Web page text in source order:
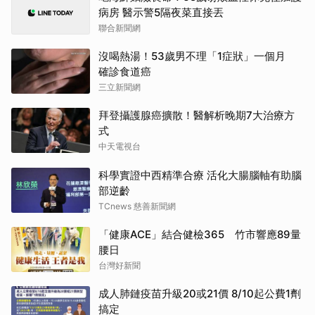
病房 醫示警5隔夜菜直接丟
聯合新聞網
沒喝熱湯！53歲男不理「1症狀」一個月
確診食道癌
三立新聞網
拜登攝護腺癌擴散！醫解析晚期7大治療方
式
中天電視台
科學實證中西精準合療 活化大腸腦軸有助腦
部逆齡
TCnews 慈善新聞網
「健康ACE」結合健檢365 竹市響應89量
腰日
台灣好新聞
成人肺鏈疫苗升級20或21價 8/10起公費1劑
搞定